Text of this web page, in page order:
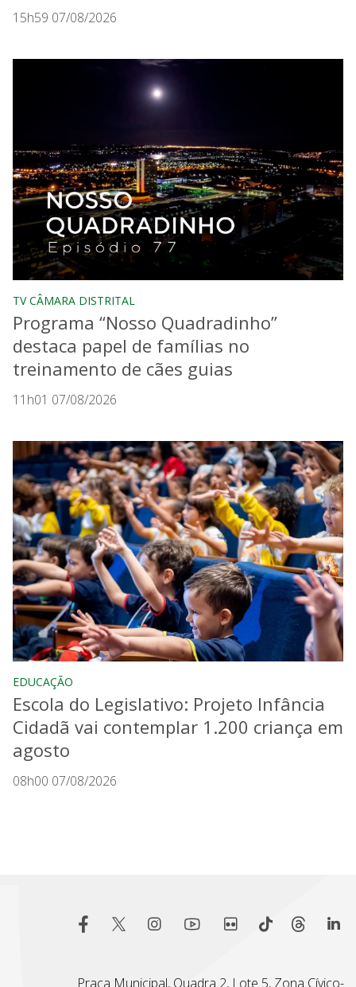
15h59 07/08/2026
TV CÂMARA DISTRITAL
Programa “Nosso Quadradinho”
destaca papel de famílias no
treinamento de cães guias
11h01 07/08/2026
EDUCAÇÃO
Escola do Legislativo: Projeto Infância
Cidadã vai contemplar 1.200 criança em
agosto
08h00 07/08/2026
Praça Municipal, Quadra 2, Lote 5, Zona Cívico-